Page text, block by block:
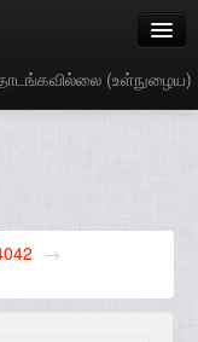
(உள்நுழைய)
→